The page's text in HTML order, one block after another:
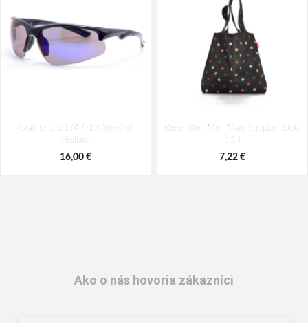
Granite 5 21747-13 Slnečné
okuliare
16,00 €
Reisenthel Mini Maxi Shopper Dots
15 l
7,22 €
Ako o nás hovoria zákazníci